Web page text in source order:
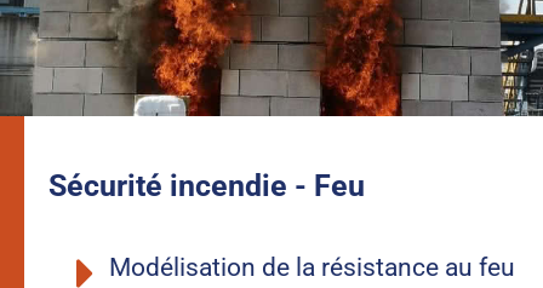
Sécurité incendie - Feu
Modélisation de la résistance au feu